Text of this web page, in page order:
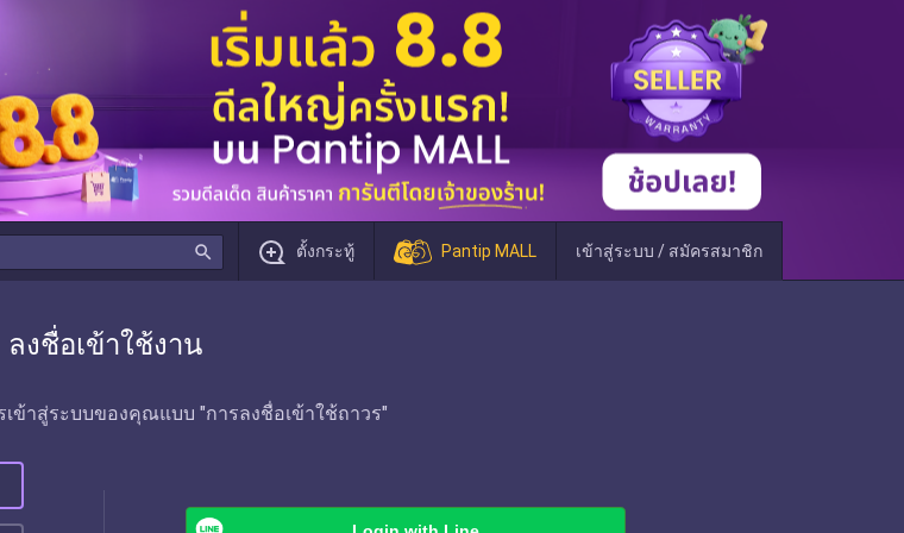
search ตั้งกระทู้ Pantip MALL เข้าสู่ระบบ / สมัครสมาชิก
ลงชื่อเข้าใช้งาน
ข้าสู่ระบบของคุณแบบ "การลงชื่อเข้าใช้ถาวร"